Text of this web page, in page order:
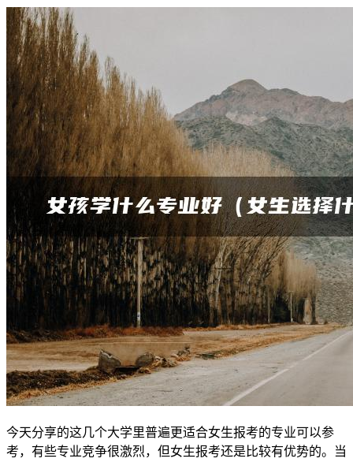
今天分享的这几个大学里普遍更适合女生报考的专业可以参
考，有些专业竞争很激烈，但女生报考还是比较有优势的。当